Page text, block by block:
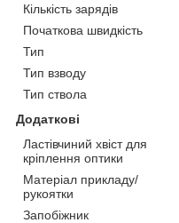
Кількість зарядів
Початкова швидкість
Тип
Тип взводу
Тип ствола
Додаткові
Ластівчиний хвіст для
кріплення оптики
Матеріал прикладу/
рукоятки
Запобіжник